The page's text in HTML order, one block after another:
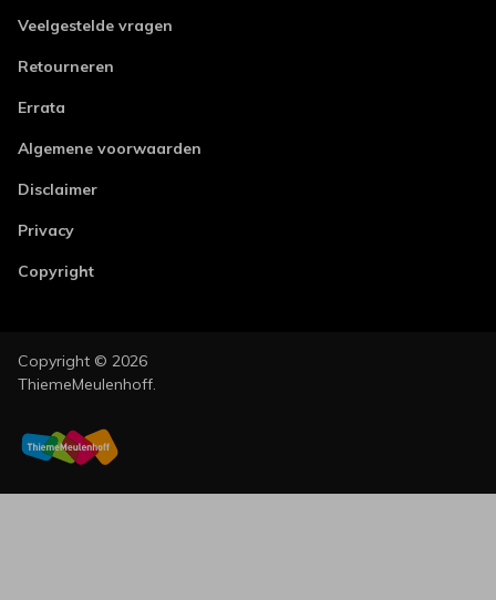
Veelgestelde vragen
Retourneren
Errata
Algemene voorwaarden
Disclaimer
Privacy
Copyright
Copyright © 2026
ThiemeMeulenhoff.